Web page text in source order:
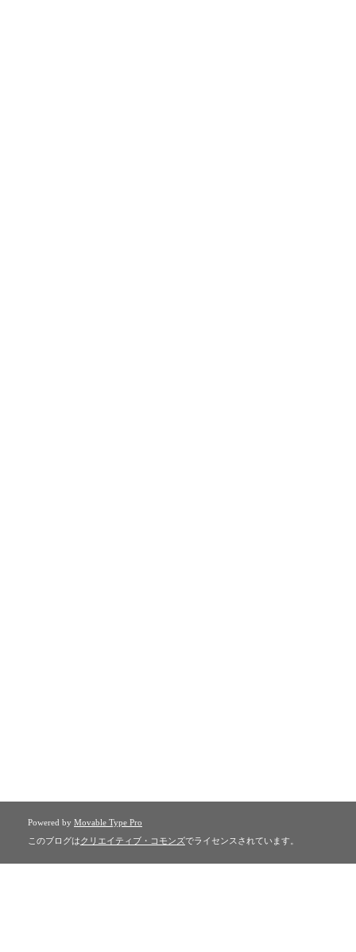
Powered by Movable Type Pro
このブログはクリエイティブ・コモンズでライセンスされています。